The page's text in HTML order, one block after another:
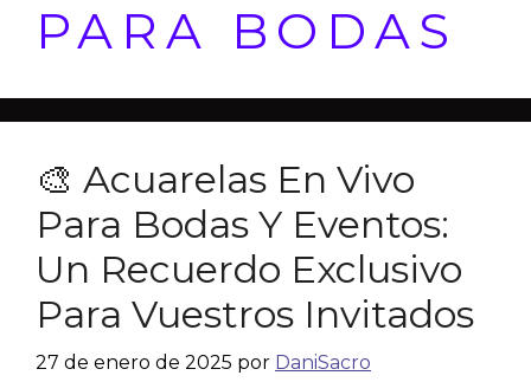
PARA BODAS
🎨 Acuarelas En Vivo
Para Bodas Y Eventos:
Un Recuerdo Exclusivo
Para Vuestros Invitados
27 de enero de 2025 por DaniSacro